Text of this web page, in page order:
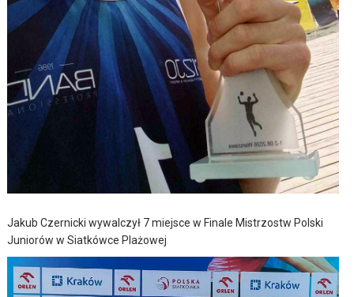
Jakub Czernicki wywalczył 7 miejsce w Finale Mistrzostw Polski
Juniorów w Siatkówce Plażowej